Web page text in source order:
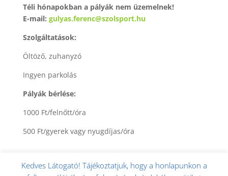
Téli hónapokban a pályák nem üzemelnek!
E-mail: gulyas.ferenc@szolsport.hu
Szolgáltatások:
Öltöző, zuhanyzó
Ingyen parkolás
Pályák bérlése:
1000 Ft/felnőtt/óra
500 Ft/gyerek vagy nyugdíjas/óra
Kedves Látogató! Tájékoztatjuk, hogy a honlapunkon a